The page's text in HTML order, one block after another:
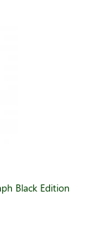
Black Edition